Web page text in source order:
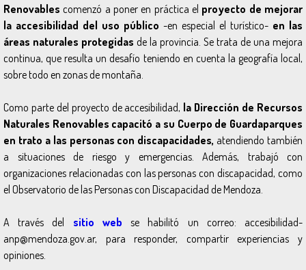
Renovables comenzó a poner en práctica el proyecto de mejorar
la accesibilidad del uso público -en especial el turístico- en las
áreas naturales protegidas de la provincia. Se trata de una mejora
continua, que resulta un desafío teniendo en cuenta la geografía local,
sobre todo en zonas de montaña.
Como parte del proyecto de accesibilidad, la Dirección de Recursos
Naturales Renovables capacitó a su Cuerpo de Guardaparques
en trato a las personas con discapacidades, atendiendo también
a situaciones de riesgo y emergencias. Además, trabajó con
organizaciones relacionadas con las personas con discapacidad, como
el Observatorio de las Personas con Discapacidad de Mendoza.
A través del sitio web se habilitó un correo: accesibilidad-
anp@mendoza.gov.ar, para responder, compartir experiencias y
opiniones.